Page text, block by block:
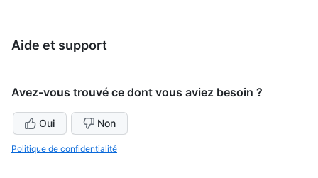
Aide et support
Avez-vous trouvé ce dont vous aviez besoin ?
Oui Non
Politique de confidentialité